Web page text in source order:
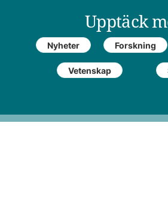
Upptäck
Nyheter Forskning
Vetenskap